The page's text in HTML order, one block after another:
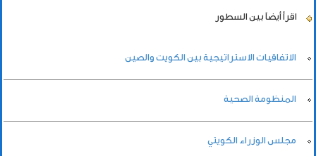
اقرأ أيضاً بين السطور
الاتفاقيات الاستراتيجية بين الكويت والصين
المنظومة الصحية
مجلس الوزراء الكويتي